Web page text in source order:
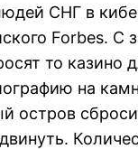
СНГ в
Forbes. С
то казино
на
остров